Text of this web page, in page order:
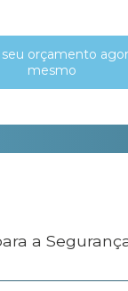
seu orçamento
mesmo
a